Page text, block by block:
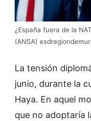
¿España fuera de la
(ANSA)
La tensión
junio, durante la
Haya. En aquel
que no adoptaría